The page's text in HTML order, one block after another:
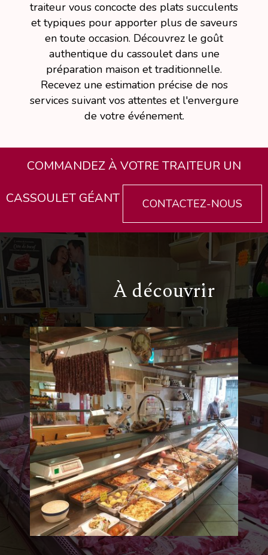
traiteur vous concocte des plats succulents
et typiques pour apporter plus de saveurs
en toute occasion. Découvrez le goût
authentique du cassoulet dans une
préparation maison et traditionnelle.
Recevez une estimation précise de nos
services suivant vos attentes et l'envergure
de votre événement.
COMMANDEZ À VOTRE TRAITEUR UN
CASSOULET GÉANT
CONTACTEZ-NOUS
À découvrir